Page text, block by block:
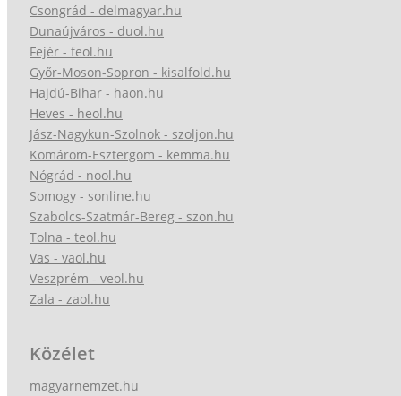
Csongrád - delmagyar.hu
Dunaújváros - duol.hu
Fejér - feol.hu
Győr-Moson-Sopron - kisalfold.hu
Hajdú-Bihar - haon.hu
Heves - heol.hu
Jász-Nagykun-Szolnok - szoljon.hu
Komárom-Esztergom - kemma.hu
Nógrád - nool.hu
Somogy - sonline.hu
Szabolcs-Szatmár-Bereg - szon.hu
Tolna - teol.hu
Vas - vaol.hu
Veszprém - veol.hu
Zala - zaol.hu
Közélet
magyarnemzet.hu